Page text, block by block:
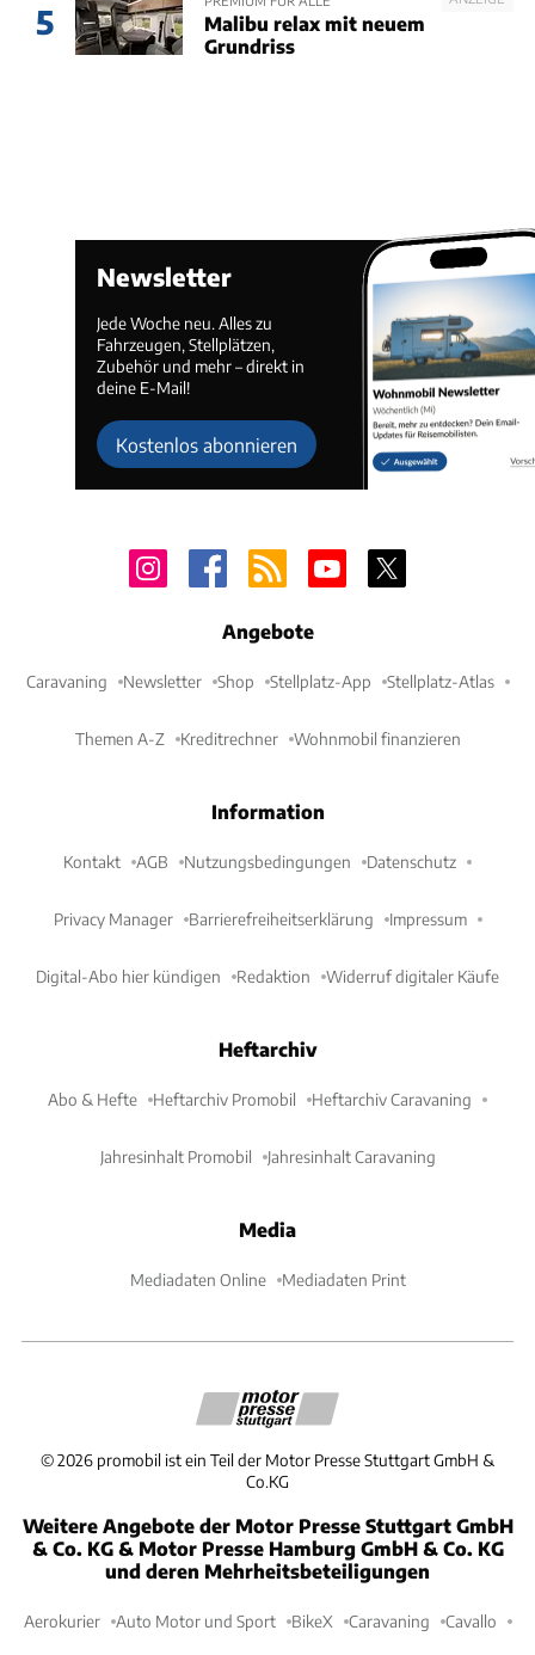
5
Malibu relax mit neuem
Grundriss
Newsletter
Jede Woche neu. Alles zu
Fahrzeugen, Stellplätzen,
Zubehör und mehr – direkt in
deine E-Mail!
Kostenlos abonnieren
Angebote
Caravaning Newsletter Shop Stellplatz-App Stellplatz-Atlas
Themen A-Z Kreditrechner Wohnmobil finanzieren
Information
Kontakt AGB Nutzungsbedingungen Datenschutz
Privacy Manager Barrierefreiheitserklärung Impressum
Digital-Abo hier kündigen Redaktion Widerruf digitaler Käufe
Heftarchiv
Abo & Hefte Heftarchiv Promobil Heftarchiv Caravaning
Jahresinhalt Promobil Jahresinhalt Caravaning
Media
Mediadaten Online Mediadaten Print
©2026 promobil ist ein Teil der Motor Presse Stuttgart GmbH &
Co.KG
Weitere Angebote der Motor Presse Stuttgart GmbH
& Co. KG & Motor Presse Hamburg GmbH & Co. KG
und deren Mehrheitsbeteiligungen
Aerokurier Auto Motor und Sport BikeX Caravaning Cavallo